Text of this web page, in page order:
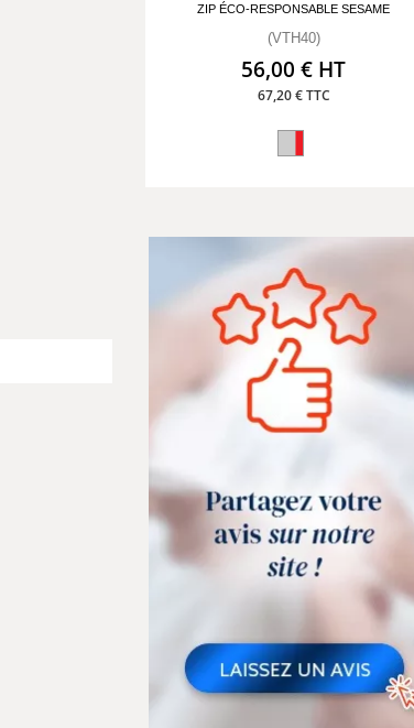
ZIP ÉCO-RESPONSABLE SESAME
(VTH40)
56,00 € HT
67,20 € TTC